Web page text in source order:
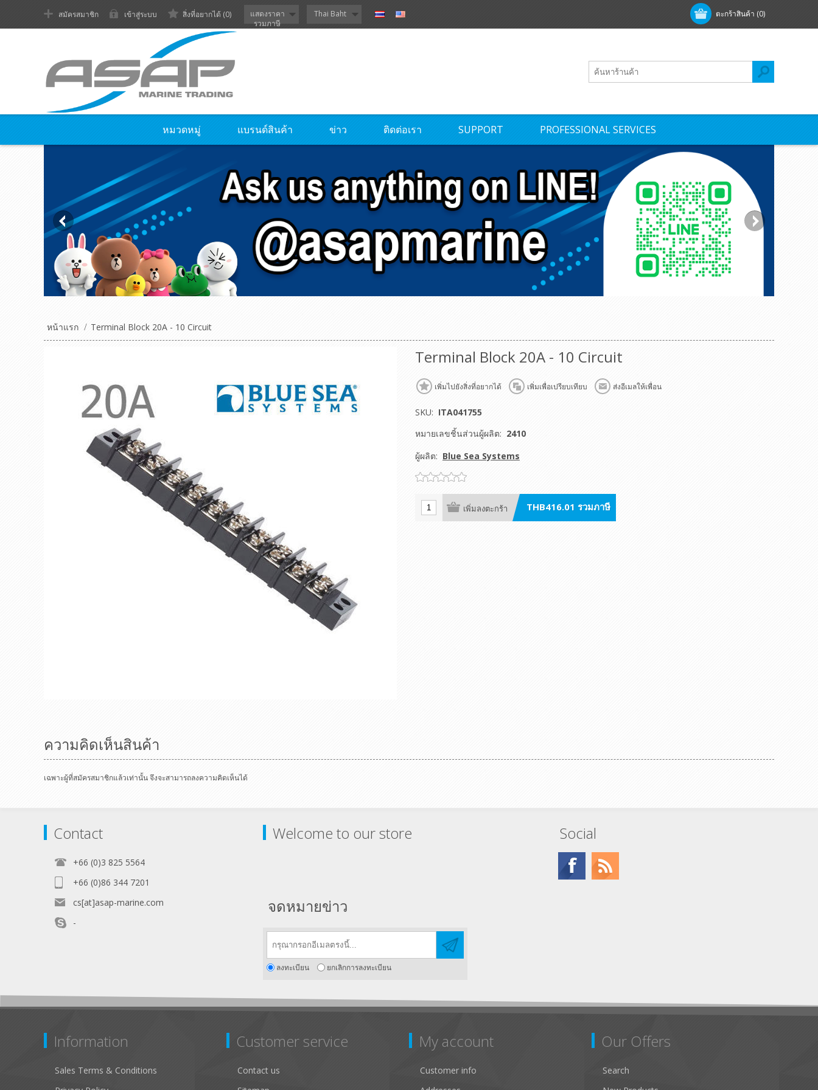
ตะกร้าสินค้า (0)
สมัครสมาชิก เข้าสู่ระบบ สิ่งที่อยากได้ (0)
แสดงราคา
รวมภาษี
Thai Baht
หมวดหมู่ แบรนด์สินค้า ข่าว ติดต่อเรา SUPPORT PROFESSIONAL SERVICES
หน้าแรก / Terminal Block 20A - 10 Circuit
Terminal Block 20A - 10 Circuit
เพิ่มไปยังสิ่งที่อยากได้ เพิ่มเพื่อเปรียบเทียบ ส่งอีเมลให้เพื่อน
SKU: ITA041755
หมายเลขชิ้นส่วนผู้ผลิต: 2410
ผู้ผลิต: Blue Sea Systems
เพิ่มลงตะกร้า THB416.01 รวมภาษี
ความคิดเห็นสินค้า
เฉพาะผู้ที่สมัครสมาชิกแล้วเท่านั้น จึงจะสามารถลงความคิดเห็นได้
Contact
+66 (0)3 825 5564
+66 (0)86 344 7201
cs[at]asap-marine.com
-
Welcome to our store Social
จดหมายข่าว
ลงทะเบียน ยกเลิกการลงทะเบียน
Information
Sales Terms & Conditions
Customer service
Contact us
My account
Customer info
Our Offers
Search